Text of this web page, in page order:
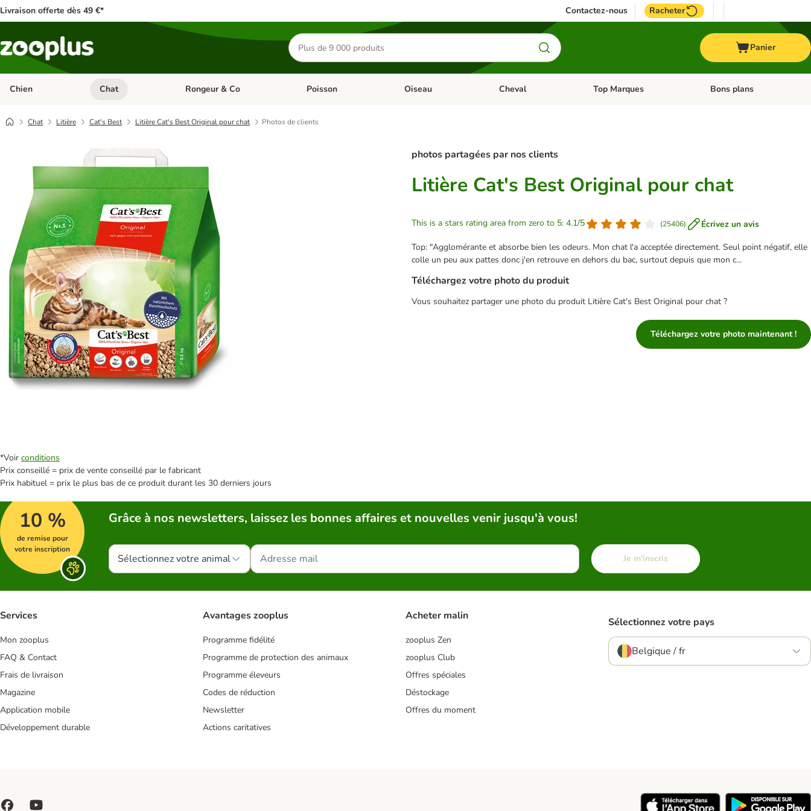
Livraison offerte dès 49 €* Contactez-nous Racheter
Rechercher
des
produits
Panier
Chien Dérouler les catégories: Chien
Chat Dérouler les catégories: Chat
Rongeur & Co Dérouler les catégories: Rongeur & Co
Poisson Dérouler les catégories: Poisson
Oiseau Dérouler les catégories: Oiseau
Cheval Dérouler les catégories: Cheval
Top Marques Dérouler les catégories: Top
Bons plans
Chat Litière Cat's Best Litière Cat's Best Original pour chat Photos de clients
photos partagées par nos clients
Litière Cat's Best Original pour chat
This is a stars rating area from zero to 5: 4.1/5 (25406) Écrivez un avis
Top: "Agglomérante et absorbe bien les odeurs. Mon chat l'a acceptée directement. Seul point négatif, elle
colle un peu aux pattes donc j'en retrouve en dehors du bac, surtout depuis que mon c...
Téléchargez votre photo du produit
Vous souhaitez partager une photo du produit Litière Cat's Best Original pour chat ?
Téléchargez votre photo maintenant !
*Voir conditions
Prix conseillé = prix de vente conseillé par le fabricant
Prix habituel = prix le plus bas de ce produit durant les 30 derniers jours
10 %
de remise pour
votre inscription
Grâce à nos newsletters, laissez les bonnes affaires et nouvelles venir jusqu'à vous!
Sélectionnez votre animal Je m'inscris
Services
Mon zooplus
FAQ & Contact
Frais de livraison
Magazine
Application mobile
Développement durable
Avantages zooplus
Programme fidélité
Programme de protection des animaux
Programme éleveurs
Codes de réduction
Newsletter
Actions caritatives
Acheter malin
zooplus Zen
zooplus Club
Offres spéciales
Déstockage
Offres du moment
Sélectionnez votre pays
Belgique / fr